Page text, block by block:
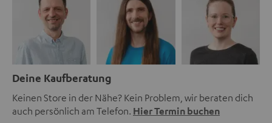
Deine Kaufberatung
Keinen Store in der Nähe? Kein Problem, wir beraten dich
auch persönlich am Telefon. Hier Termin buchen